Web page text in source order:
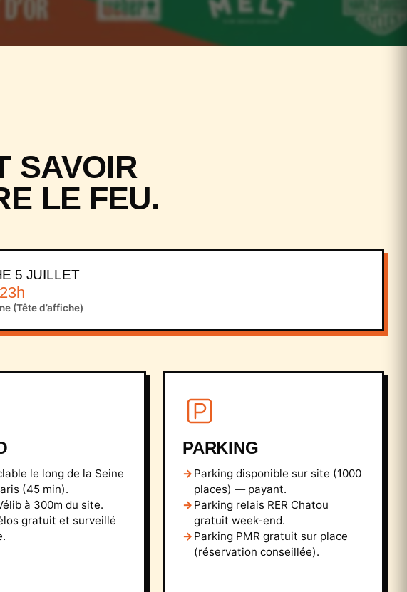
SAVOIR
LE FEU.
5 JUILLET
(Tête d’affiche)
le long de la Seine
(45 min).
à 300m du site.
gratuit et surveillé
PARKING
Parking disponible sur site (1000
places) — payant.
Parking relais RER Chatou
gratuit week-end.
Parking PMR gratuit sur place
(réservation conseillée).